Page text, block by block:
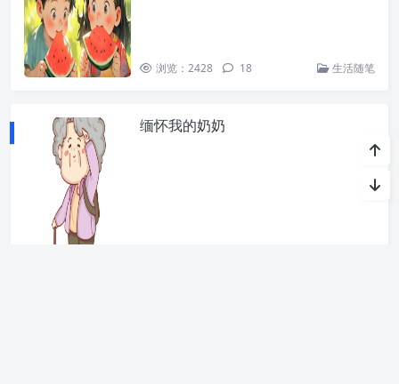
浏览：2428 18 生活随笔
缅怀我的奶奶